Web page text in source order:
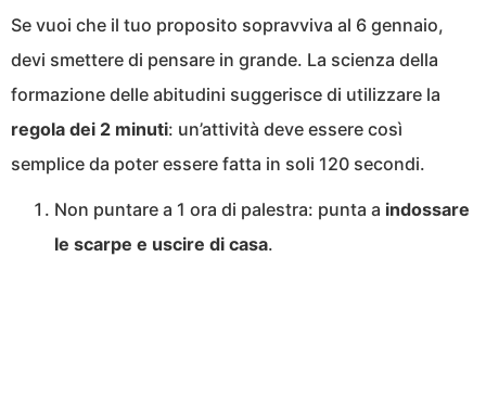
Se vuoi che il tuo proposito sopravviva al 6 gennaio,
devi smettere di pensare in grande. La scienza della
formazione delle abitudini suggerisce di utilizzare la
regola dei 2 minuti: un’attività deve essere così
semplice da poter essere fatta in soli 120 secondi.
Non puntare a 1 ora di palestra: punta a indossare
le scarpe e uscire di casa.